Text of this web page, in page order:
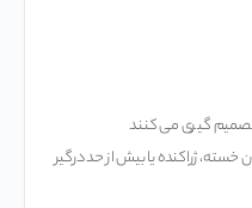
تصمیم گیری می کنند
ژراکنده یا بیش از حد درگیر